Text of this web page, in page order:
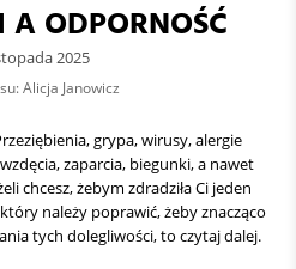
ODPORNOŚĆ
2025
Alicja Janowicz
grypa, wirusy, alergie
zaparcia, biegunki, a nawet
chcesz, żebym zdradziła Ci jeden
należy poprawić, żeby znacząco
tych dolegliwości, to czytaj dalej.